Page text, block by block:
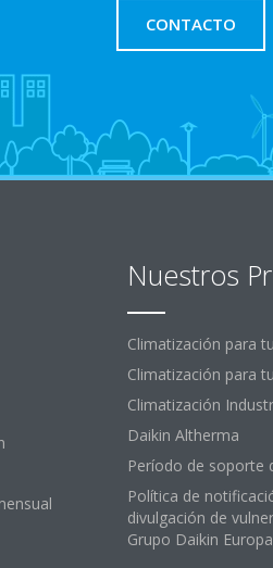
CONTACTO
Nuestros
Climatización para
Climatización para
Climatización
Daikin Altherma
Período de soporte
Política de
divulgación de
Grupo Daikin Europa